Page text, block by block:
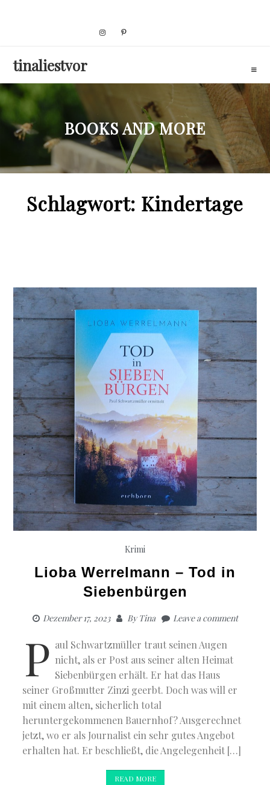
tinaliestvor
BOOKS AND MORE
Schlagwort: Kindertage
Krimi
Lioba Werrelmann – Tod in
Siebenbürgen
Dezember 17, 2023 ByTina Leave a comment
P aul Schwartzmüller traut seinen Augen
nicht, als er Post aus seiner alten Heimat
Siebenbürgen erhält. Er hat das Haus
seiner Großmutter Zinzi geerbt. Doch was will er
mit einem alten, sicherlich total
heruntergekommenen Bauernhof? Ausgerechnet
jetzt, wo er als Journalist ein sehr gutes Angebot
erhalten hat. Er beschließt, die Angelegenheit […]
READ MORE